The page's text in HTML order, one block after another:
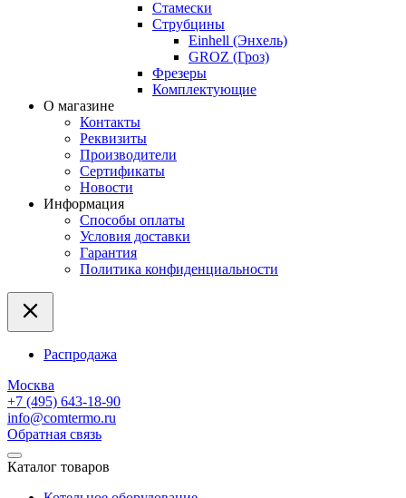
Стамески
Струбцины
Einhell (Энхель)
GROZ (Гроз)
Фрезеры
Комплектующие
О магазине
Контакты
Реквизиты
Производители
Сертификаты
Новости
Информация
Способы оплаты
Условия доставки
Гарантия
Политика конфиденциальности
Распродажа
Москва
+7 (495) 643-18-90
info@comtermo.ru
Обратная связь
Каталог товаров